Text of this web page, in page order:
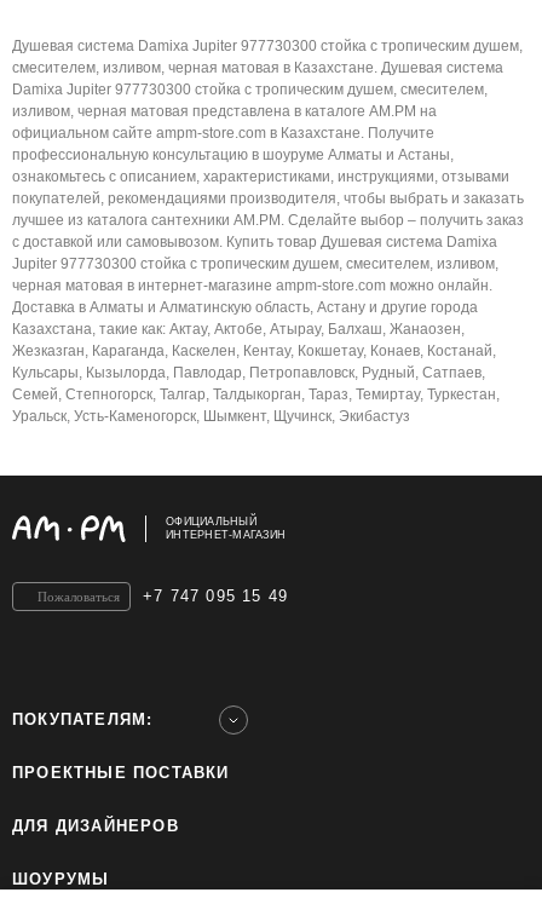
Душевая система Damixa Jupiter 977730300 стойка с тропическим душем,
смесителем, изливом, черная матовая в Казахстане. Душевая система
Damixa Jupiter 977730300 стойка с тропическим душем, смесителем,
изливом, черная матовая представлена в каталоге AM.PM на
официальном сайте ampm-store.com в Казахстане. Получите
профессиональную консультацию в шоуруме Алматы и Астаны,
ознакомьтесь с описанием, характеристиками, инструкциями, отзывами
покупателей, рекомендациями производителя, чтобы выбрать и заказать
лучшее из каталога сантехники AM.PM. Сделайте выбор – получить заказ
с доставкой или самовывозом. Купить товар Душевая система Damixa
Jupiter 977730300 стойка с тропическим душем, смесителем, изливом,
черная матовая в интернет-магазине ampm-store.com можно онлайн.
Доставка в Алматы и Алматинскую область, Астану и другие города
Казахстана, такие как: Актау, Актобе, Атырау, Балхаш, Жанаозен,
Жезказган, Караганда, Каскелен, Кентау, Кокшетау, Конаев, Костанай,
Кульсары, Кызылорда, Павлодар, Петропавловск, Рудный, Сатпаев,
Семей, Степногорск, Талгар, Талдыкорган, Тараз, Темиртау, Туркестан,
Уральск, Усть-Каменогорск, Шымкент, Щучинск, Экибастуз
ОФИЦИАЛЬНЫЙ
ИНТЕРНЕТ-МАГАЗИН
+7 747 095 15 49
Пожаловаться
ПОКУПАТЕЛЯМ:
ПРОЕКТНЫЕ ПОСТАВКИ
ДЛЯ ДИЗАЙНЕРОВ
ШОУРУМЫ